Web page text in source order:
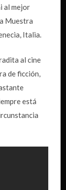
al mejor
Muestra
Italia.
al cine
de ficción,
está